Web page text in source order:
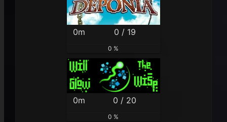
0m 0 / 19
0 %
0m 0 / 20
0 %